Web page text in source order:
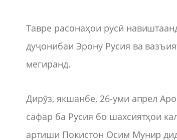
Тавре расонаҳои русӣ
дуҷонибаи Эрону Русия ва
мегиранд.
Дирӯз, якшанбе, 26-уми апрел
сафар ба Русия бо шахсиятҳои
артиши Покистон Осим Мунир